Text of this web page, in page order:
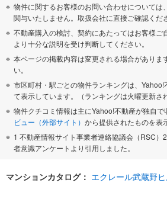
物件に関するお客様のお問い合わせについては
関与いたしません。取扱会社に直接ご確認くだ
不動産購入の検討、契約にあたってはお客様ご
より十分な説明を受け判断してください。
本ページの掲載内容は変更される場合がありま
い。
市区町村・駅ごとの物件ランキングは、
て表示しています。（ランキングは火曜更新さ
物件クチコミ情報は主にYahoo!不動産が独自で
ビュー（外部サイト） から提供されたものを表
1 不動産情報サイト事業者連絡協議会（RSC）
者意識アンケートより引用しました。
マンションカタログ： エクレール武蔵野